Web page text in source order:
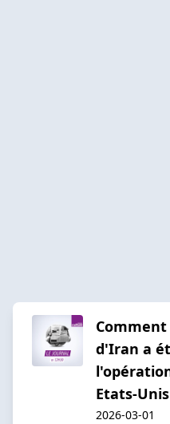
d'Iran a
Etats-
2026-03-01